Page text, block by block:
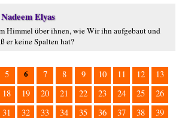
Elyas
Himmel über ihnen, wie Wir ihn aufgebaut und
er keine Spalten hat?
5 6 7 8 9 10 11 12
13
18 19 20 21 22 23 24 25
26
31 32 33 34 35 36 37 38 39